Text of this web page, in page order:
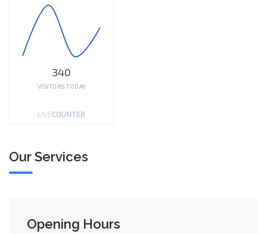
340
VISITORS TODAY
Our Services
Opening Hours